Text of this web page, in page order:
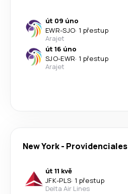
út 09 úno
EWR-SJO· 1 přestup
Arajet
út 16 úno
SJO-EWR· 1 přestup
Arajet
New York- Providenciales
út 11 kvě
JFK-PLS· 1 přestup
Delta Air Lines